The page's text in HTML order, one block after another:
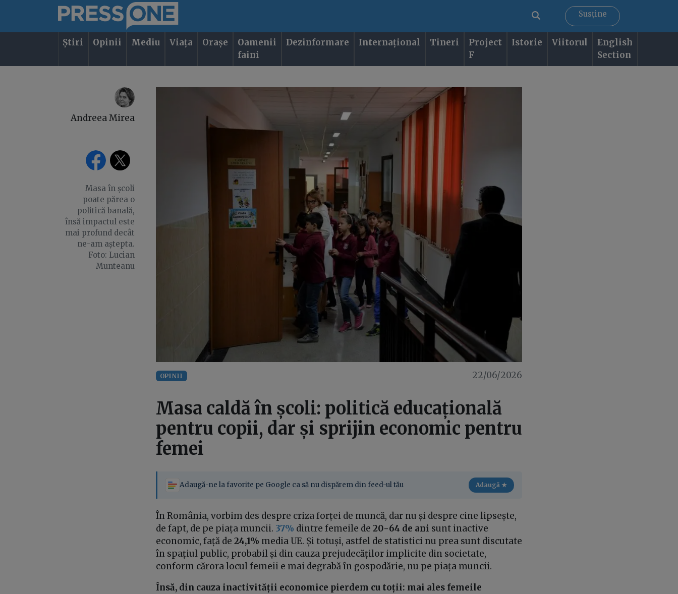
Susține
Știri Opinii Mediu Viața Orașe
Oamenii
faini
Dezinformare Internațional Tineri
Project
F
Istorie Viitorul
English
Section
Andreea Mirea
Masa în școli
poate părea o
politică banală,
însă impactul este
mai profund decât
ne-am aștepta.
Foto: Lucian
Munteanu
OPINII 22/06/2026
Masa caldă în școli: politică educațională
pentru copii, dar și sprijin economic pentru
femei
Adaugă-ne la favorite pe Google ca să nu dispărem din feed-ul tău Adaugă ★
În România, vorbim des despre criza forței de muncă, dar nu și despre cine lipsește,
de fapt, de pe piața muncii. 37% dintre femeile de 20-64 de ani sunt inactive
economic, față de 24,1% media UE. Și totuși, astfel de statistici nu prea sunt discutate
în spațiul public, probabil și din cauza prejudecăților implicite din societate,
conform cărora locul femeii e mai degrabă în gospodărie, nu pe piața muncii.
Însă, din cauza inactivității economice pierdem cu toții: mai ales femeile